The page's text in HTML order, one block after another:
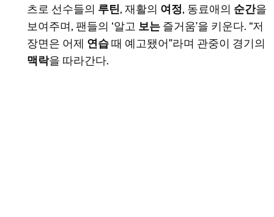
츠로 선수들의 루틴, 재활의 여정, 동료애의 순간을
보여주며, 팬들의 ‘알고 보는 즐거움’을 키운다. “저
장면은 어제 연습때 예고됐어”라며 관중이 경기의
맥락을 따라간다.